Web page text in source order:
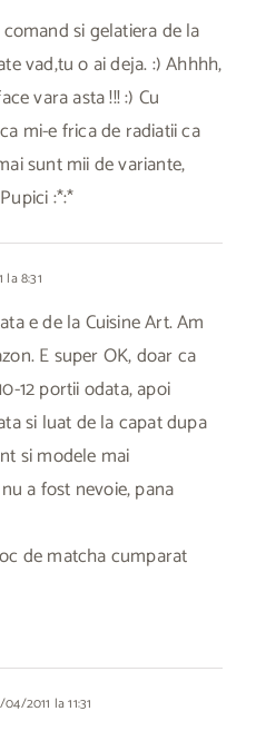
si gelatiera de la
vad,tu o ai deja. :) Ahhhh,
vara asta !!! :) Cu
mi-e frica de radiatii ca
sunt mii de variante,
:*:*
8:31
e de la Cuisine Art. Am
E super OK, doar ca
12 portii odata, apoi
si luat de la capat dupa
si modele mai
a fost nevoie, pana
de matcha cumparat
2011 la 11:31